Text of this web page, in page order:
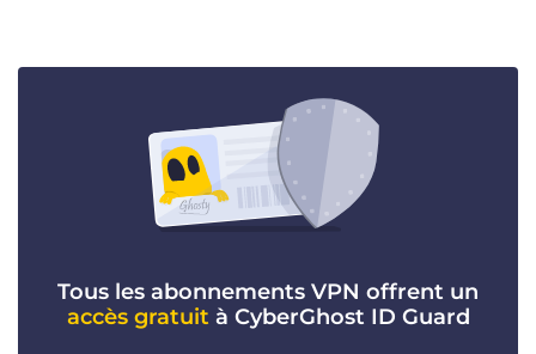
Tous les abonnements VPN offrent un
accès gratuit à CyberGhost ID Guard